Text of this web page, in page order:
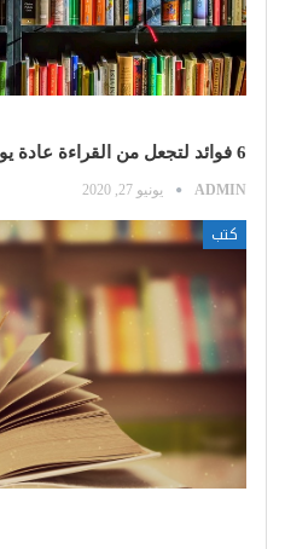
6 فوائد لتجعل من القراءة عادة يومية
ADMIN يونيو 27, 2020
كتب